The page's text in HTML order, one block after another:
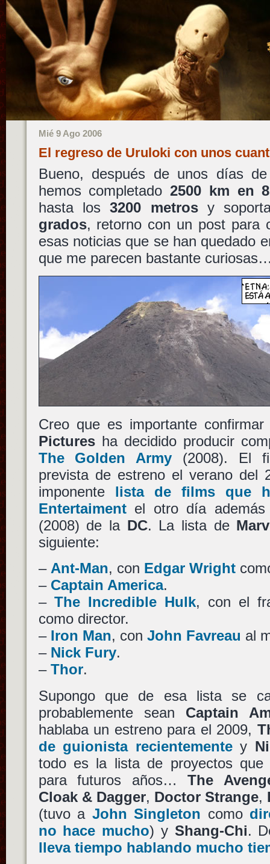
Mié 9 Ago 2006
El regreso de Uruloki con unos
Bueno, después de unos días
hemos completado2500 km en
hasta los3200 metrosy
grados, retorno con un post para
esas noticias que se han quedado
que me parecen bastante
Creo que es importante
Picturesha decidido producir
The Golden Army (2008). El
prevista de estreno el verano del
imponente lista de films que
Entertaimentel otro día
(2008) de la DC. La lista de
siguiente:
– Ant-Man, con Edgar Wright
– Captain America.
– The Incredible Hulk, con el
como director.
– Iron Man, con John Favreau al
– Nick Fury.
– Thor.
Supongo que de esa lista se
probablemente sean Captain
hablaba un estreno para el 2009,
de guionista recientementey
todo es la lista de proyectos que
para futuros años…The
Cloak & Dagger, Doctor Strange,
(tuvo a John Singleton como
no hace mucho) y Shang-Chi.
lleva tiempo hablando mucho